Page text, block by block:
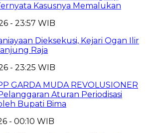
Kasusnya Memalukan
- 23:57 WIB
Dieksekusi, Kejari Ogan Ilir
Raja
- 23:25 WIB
GARDA MUDA REVOLUSIONER
Aturan Periodisasi
Bupati Bima
- 00:10 WIB